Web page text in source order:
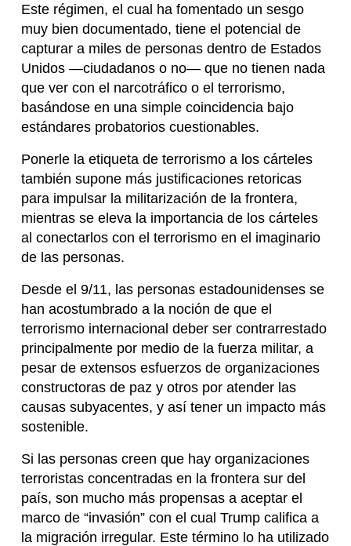
Este régimen, el cual ha fomentado un sesgo
muy bien documentado, tiene el potencial de
capturar a miles de personas dentro de Estados
Unidos —ciudadanos o no— que no tienen nada
que ver con el narcotráfico o el terrorismo,
basándose en una simple coincidencia bajo
estándares probatorios cuestionables.
Ponerle la etiqueta de terrorismo a los cárteles
también supone más justificaciones retoricas
para impulsar la militarización de la frontera,
mientras se eleva la importancia de los cárteles
al conectarlos con el terrorismo en el imaginario
de las personas.
Desde el 9/11, las personas estadounidenses se
han acostumbrado a la noción de que el
terrorismo internacional deber ser contrarrestado
principalmente por medio de la fuerza militar, a
pesar de extensos esfuerzos de organizaciones
constructoras de paz y otros por atender las
causas subyacentes, y así tener un impacto más
sostenible.
Si las personas creen que hay organizaciones
terroristas concentradas en la frontera sur del
país, son mucho más propensas a aceptar el
marco de “invasión” con el cual Trump califica a
la migración irregular. Este término lo ha utilizado